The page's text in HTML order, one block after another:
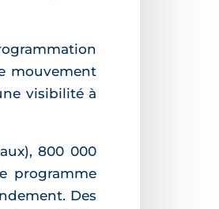
mouvement
visibilité à
800 000
programme
Des